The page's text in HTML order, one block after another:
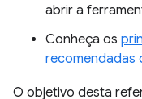
abrir a
Conheça os
recomendadas
O objetivo desta